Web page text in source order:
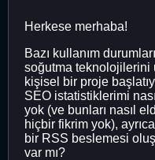
Herkese merhaba!
Bazı kullanım
soğutma teknolojilerini
kişisel bir proje
SEO istatistiklerimi
yok (ve bunları nasıl
hiçbir fikrim yok),
bir RSS beslemesi
var mı?